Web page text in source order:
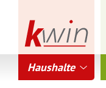
Haushalte